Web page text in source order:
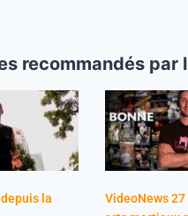
recommandés par
la
VideoNews